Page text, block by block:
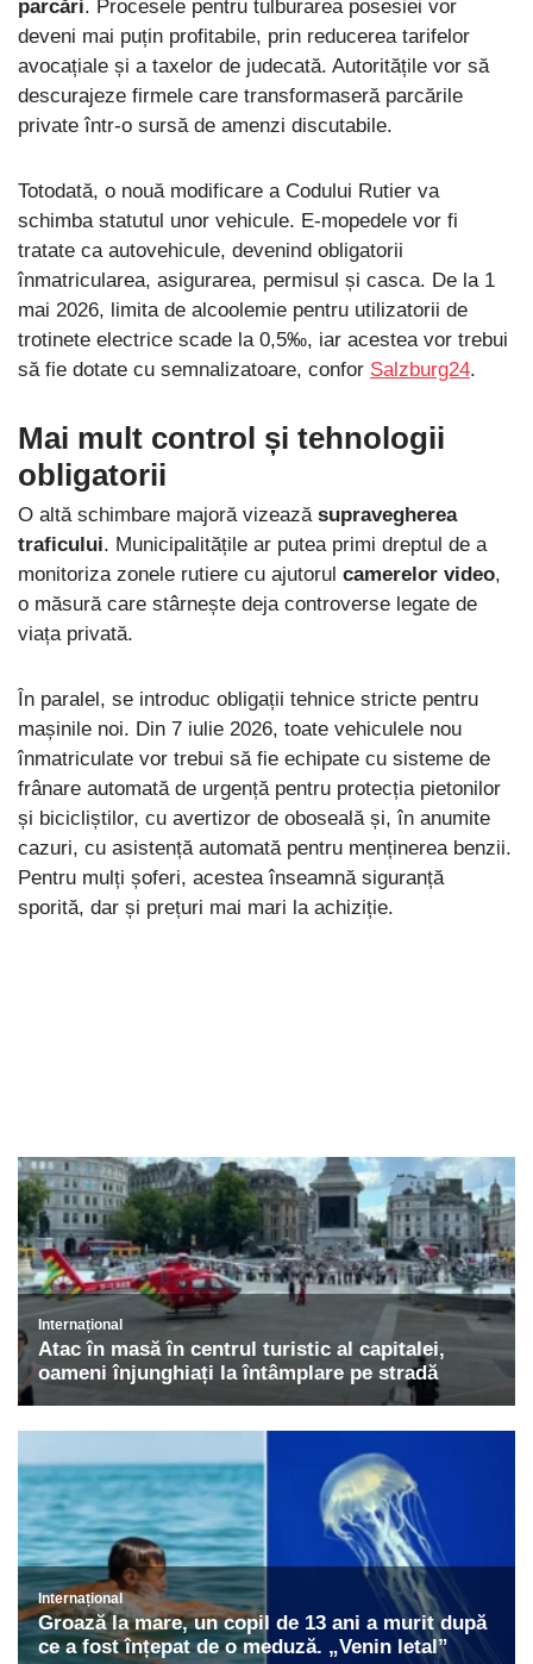
parcări. Procesele pentru tulburarea posesiei vor
deveni mai puțin profitabile, prin reducerea tarifelor
avocațiale și a taxelor de judecată. Autoritățile vor să
descurajeze firmele care transformaseră parcările
private într-o sursă de amenzi discutabile.
Totodată, o nouă modificare a Codului Rutier va
schimba statutul unor vehicule. E-mopedele vor fi
tratate ca autovehicule, devenind obligatorii
înmatricularea, asigurarea, permisul și casca. De la 1
mai 2026, limita de alcoolemie pentru utilizatorii de
trotinete electrice scade la 0,5‰, iar acestea vor trebui
să fie dotate cu semnalizatoare, confor Salzburg24.
Mai mult control și tehnologii
obligatorii
O altă schimbare majoră vizează supravegherea
traficului. Municipalitățile ar putea primi dreptul de a
monitoriza zonele rutiere cu ajutorul camerelor video,
o măsură care stârnește deja controverse legate de
viața privată.
În paralel, se introduc obligații tehnice stricte pentru
mașinile noi. Din 7 iulie 2026, toate vehiculele nou
înmatriculate vor trebui să fie echipate cu sisteme de
frânare automată de urgență pentru protecția pietonilor
și bicicliștilor, cu avertizor de oboseală și, în anumite
cazuri, cu asistență automată pentru menținerea benzii.
Pentru mulți șoferi, acestea înseamnă siguranță
sporită, dar și prețuri mai mari la achiziție.